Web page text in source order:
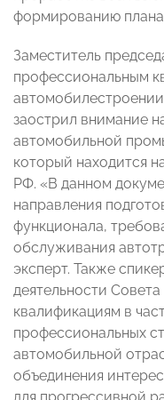
формированию плана
Заместитель
профессиональным
заострил внимание
автомобильной
который находится
РФ. «В данном
направления
функционала,
обслуживания
эксперт. Также
деятельности
квалификациям в
профессиональных
автомобильной
объединения